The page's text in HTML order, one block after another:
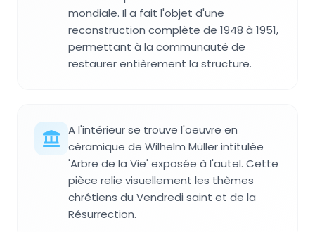
mondiale. Il a fait l'objet d'une
reconstruction complète de 1948 à 1951,
permettant à la communauté de
restaurer entièrement la structure.
A l'intérieur se trouve l'oeuvre en
céramique de Wilhelm Müller intitulée
'Arbre de la Vie' exposée à l'autel. Cette
pièce relie visuellement les thèmes
chrétiens du Vendredi saint et de la
Résurrection.